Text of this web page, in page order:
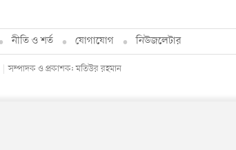
নীতি ও শর্ত যোগাযোগ নিউজলেটার
সম্পাদক ও প্রকাশক: মতিউর রহমান